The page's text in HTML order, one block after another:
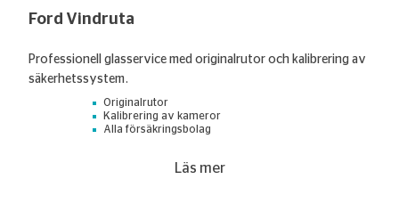
Ford Vindruta
Professionell glasservice med originalrutor och kalibrering av
säkerhetssystem.
Originalrutor
Kalibrering av kameror
Alla försäkringsbolag
Läs mer